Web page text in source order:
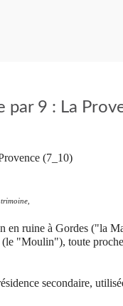
9 : La
en ruine à Gordes ("la
(le "Moulin"), toute
secondaire,